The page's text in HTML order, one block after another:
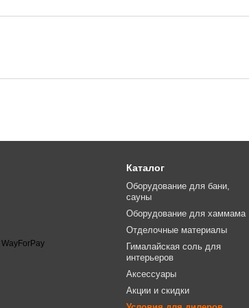
Каталог
Оборудование для бани,
сауны
Оборудование для хаммама
Отделочные материалы
Гималайская соль для
интерьеров
Аксессуары
Акции и скидки